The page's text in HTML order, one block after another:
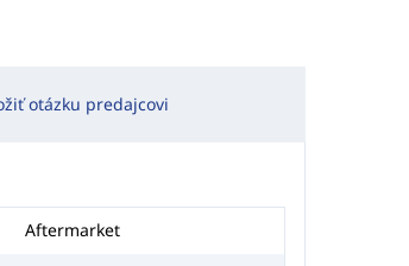
otázku predajcovi
Aftermarket